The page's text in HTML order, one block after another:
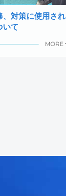
、対策に使用され
いて
MORE